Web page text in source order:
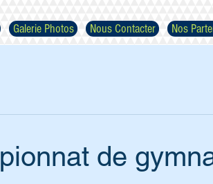
Galerie Photos Nous Contacter Nos
images
de